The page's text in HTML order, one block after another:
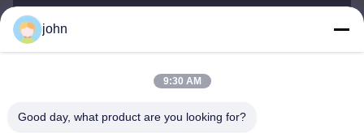
0086-153-7406-6785
john
9:30 AM
Good day, what product are you looking for?